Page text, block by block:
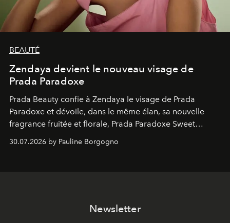
BEAUTÉ
Zendaya devient le nouveau visage de
Prada Paradoxe
Prada Beauty confie à Zendaya le visage de Prada
Paradoxe et dévoile, dans le même élan, sa nouvelle
fragrance fruitée et florale, Prada Paradoxe Sweet
Chemistry Eau de Parfum.
30.07.2026 by Pauline Borgogno
Newsletter